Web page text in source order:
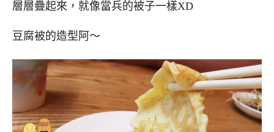
層層疊起來，就像當兵的被子一樣XD
豆腐被的造型阿～